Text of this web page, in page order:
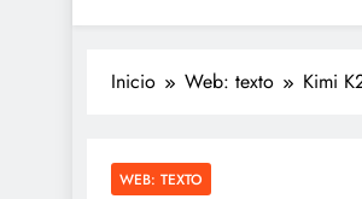
IAs AIs, Automation y
Inicio Web: texto Kimi
WEB: TEXTO